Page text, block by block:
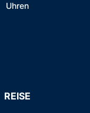
Uhren
REISE